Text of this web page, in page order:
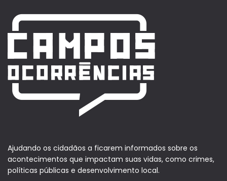
Ajudando os cidadãos a ficarem informados sobre os
acontecimentos que impactam suas vidas, como crimes,
políticas públicas e desenvolvimento local.